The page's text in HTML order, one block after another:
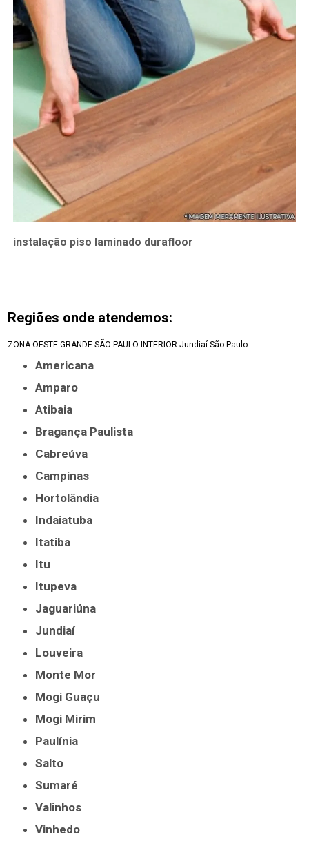
instalação piso laminado durafloor
Regiões onde atendemos:
ZONA OESTE GRANDE SÃO PAULO INTERIOR Jundiaí São Paulo
Americana
Amparo
Atibaia
Bragança Paulista
Cabreúva
Campinas
Hortolândia
Indaiatuba
Itatiba
Itu
Itupeva
Jaguariúna
Jundiaí
Louveira
Monte Mor
Mogi Guaçu
Mogi Mirim
Paulínia
Salto
Sumaré
Valinhos
Vinhedo